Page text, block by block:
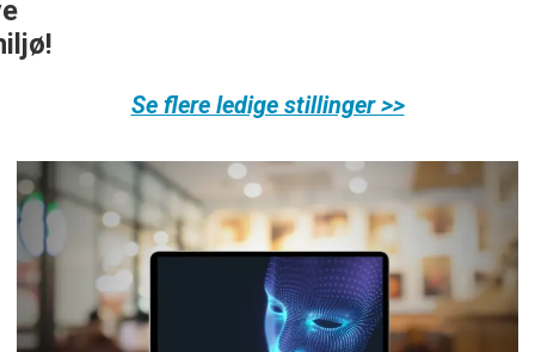
Se flere ledige stillinger >>